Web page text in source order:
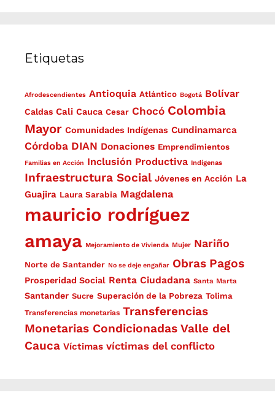
Etiquetas
Afrodescendientes Antioquia Atlántico Bogotá Bolívar
Caldas Cali Cauca Cesar Chocó Colombia
Mayor Comunidades Indígenas Cundinamarca
Córdoba DIAN Donaciones Emprendimientos
Familias en Acción Inclusión Productiva Indígenas
Infraestructura Social Jóvenes en Acción La
Guajira Laura Sarabia Magdalena
mauricio rodríguez
amaya Mejoramiento de Vivienda Mujer Nariño
Norte de Santander No se deje engañar Obras Pagos
Prosperidad Social Renta Ciudadana Santa Marta
Santander Sucre Superación de la Pobreza Tolima
Transferencias monetarias Transferencias
Monetarias Condicionadas Valle del
Cauca Víctimas víctimas del conflicto